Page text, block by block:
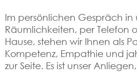
Im persönlichen Gespräch in
Räumlichkeiten, per Telefon
Hause, stehen wir Ihnen als
Kompetenz, Empathie und
zur Seite. Es ist unser